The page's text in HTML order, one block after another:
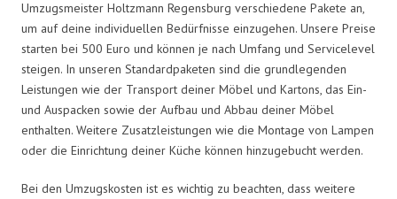
Umzugsmeister Holtzmann Regensburg verschiedene Pakete an,
um auf deine individuellen Bedürfnisse einzugehen. Unsere Preise
starten bei 500 Euro und können je nach Umfang und Servicelevel
steigen. In unseren Standardpaketen sind die grundlegenden
Leistungen wie der Transport deiner Möbel und Kartons, das Ein-
und Auspacken sowie der Aufbau und Abbau deiner Möbel
enthalten. Weitere Zusatzleistungen wie die Montage von Lampen
oder die Einrichtung deiner Küche können hinzugebucht werden.
Bei den Umzugskosten ist es wichtig zu beachten, dass weitere